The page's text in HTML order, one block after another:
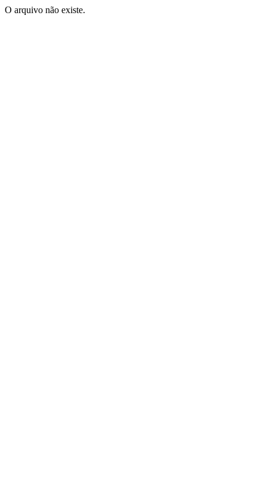
O arquivo não existe.